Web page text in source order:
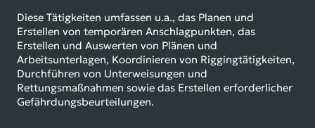
Diese Tätigkeiten umfassen u.a., das Planen und
Erstellen von temporären Anschlagpunkten, das
Erstellen und Auswerten von Plänen und
Arbeitsunterlagen, Koordinieren von Riggingtätigkeiten,
Durchführen von Unterweisungen und
Rettungsmaßnahmen sowie das Erstellen erforderlicher
Gefährdungsbeurteilungen.